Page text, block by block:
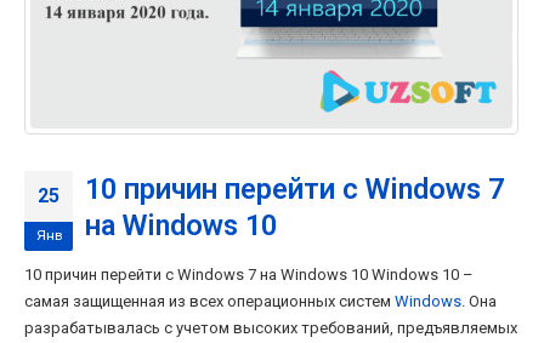
25
Янв
10 причин перейти с Windows 7
на Windows 10
10 причин перейти с Windows 7 на Windows 10 Windows 10 –
самая защищенная из всех операционных систем Windows . Она
разрабатывалась с учетом высоких требований, предъявляемых